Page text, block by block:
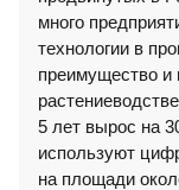
много
технологии в
преимущество и
5 лет вырос на
используют
на площади